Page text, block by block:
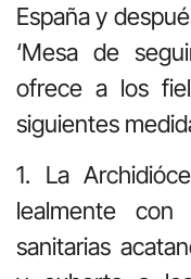
España y
‘Mesa de
ofrece a los
siguientes
1. La
lealmente
sanitarias